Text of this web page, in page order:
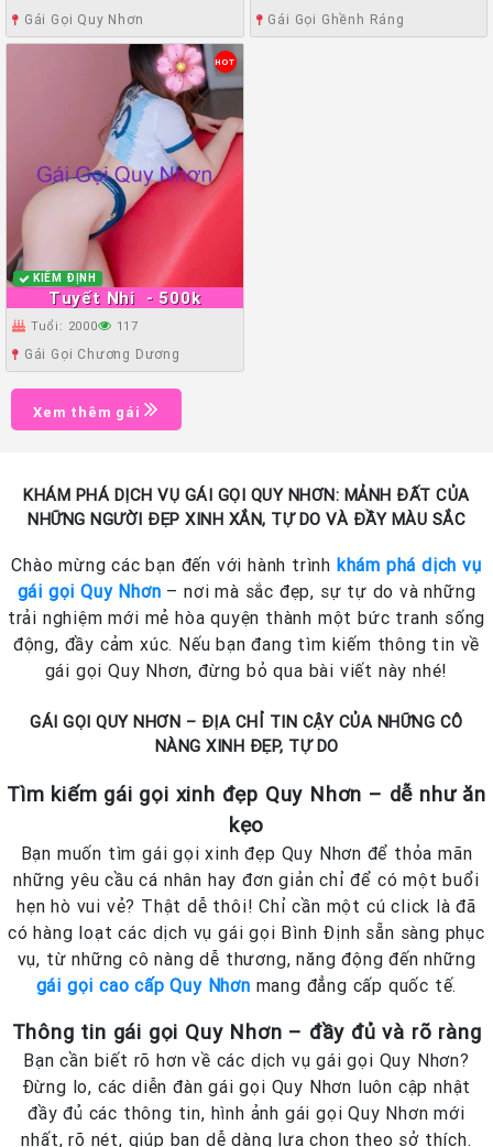
Gái Gọi Quy Nhơn Gái Gọi Ghềnh Ráng
Tuyết Nhi - 500k
HOT
KIỂM ĐỊNH
Tuổi: 2000 117
Gái Gọi Chương Dương
Xem thêm gái
KHÁM PHÁ DỊCH VỤ GÁI GỌI QUY NHƠN: MẢNH ĐẤT CỦA
NHỮNG NGƯỜI ĐẸP XINH XẮN, TỰ DO VÀ ĐẦY MÀU SẮC
Chào mừng các bạn đến với hành trình khám phá dịch vụ
gái gọi Quy Nhơn – nơi mà sắc đẹp, sự tự do và những
trải nghiệm mới mẻ hòa quyện thành một bức tranh sống
động, đầy cảm xúc. Nếu bạn đang tìm kiếm thông tin về
gái gọi Quy Nhơn, đừng bỏ qua bài viết này nhé!
GÁI GỌI QUY NHƠN – ĐỊA CHỈ TIN CẬY CỦA NHỮNG CÔ
NÀNG XINH ĐẸP, TỰ DO
Tìm kiếm gái gọi xinh đẹp Quy Nhơn – dễ như ăn
kẹo
Bạn muốn tìm gái gọi xinh đẹp Quy Nhơn để thỏa mãn
những yêu cầu cá nhân hay đơn giản chỉ để có một buổi
hẹn hò vui vẻ? Thật dễ thôi! Chỉ cần một cú click là đã
có hàng loạt các dịch vụ gái gọi Bình Định sẵn sàng phục
vụ, từ những cô nàng dễ thương, năng động đến những
gái gọi cao cấp Quy Nhơn mang đẳng cấp quốc tế.
Thông tin gái gọi Quy Nhơn – đầy đủ và rõ ràng
Bạn cần biết rõ hơn về các dịch vụ gái gọi Quy Nhơn?
Đừng lo, các diễn đàn gái gọi Quy Nhơn luôn cập nhật
đầy đủ các thông tin, hình ảnh gái gọi Quy Nhơn mới
nhất, rõ nét, giúp bạn dễ dàng lựa chọn theo sở thích.